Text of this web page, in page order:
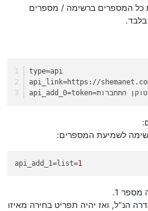
כל המספרים ברשימה / מספרים
type=api
api_link=https://
api_add_0
=token=טוקן התחברות
לשמיעת המספרים:
api_add_1=list=1
1.
הנ"ל, ואז יהיה תפריט בחירה מאיזו